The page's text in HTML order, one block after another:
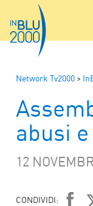
Network Tv2000 >
abusi
12
CONDIVIDI: